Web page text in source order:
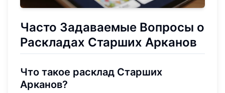
Часто Задаваемые Вопросы о
Раскладах Старших Арканов
Что такое расклад Старших
Арканов?